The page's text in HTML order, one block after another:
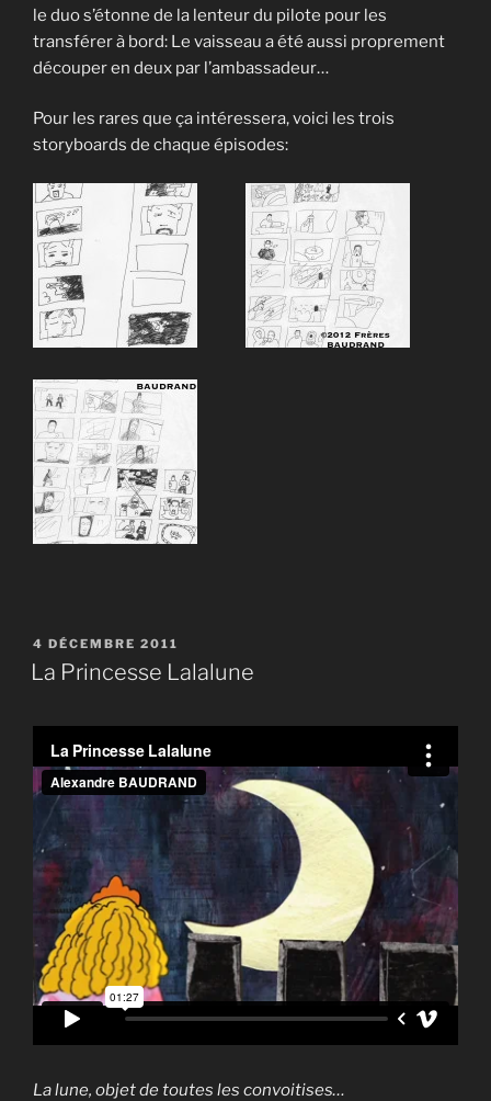
le duo s’étonne de la lenteur du pilote pour les
transférer à bord: Le vaisseau a été aussi proprement
découper en deux par l’ambassadeur…
Pour les rares que ça intéressera, voici les trois
storyboards de chaque épisodes:
PUBLIÉ
LE
4 DÉCEMBRE 2011
La Princesse Lalalune
La lune, objet de toutes les convoitises…